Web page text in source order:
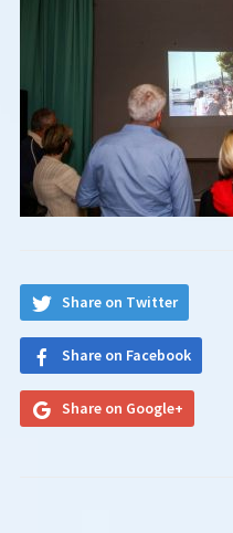
Share on Twitter
Share on Facebook
Share on Google+